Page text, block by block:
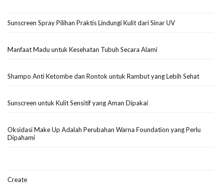
Sunscreen Spray Pilihan Praktis Lindungi Kulit dari Sinar UV
Manfaat Madu untuk Kesehatan Tubuh Secara Alami
Shampo Anti Ketombe dan Rontok untuk Rambut yang Lebih Sehat
Sunscreen untuk Kulit Sensitif yang Aman Dipakai
Oksidasi Make Up Adalah Perubahan Warna Foundation yang Perlu
Dipahami
Create